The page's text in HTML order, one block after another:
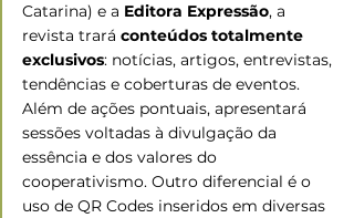
Catarina) e a Editora Expressão, a
revista trará conteúdos totalmente
exclusivos: notícias, artigos, entrevistas,
tendências e coberturas de eventos.
Além de ações pontuais, apresentará
sessões voltadas à divulgação da
essência e dos valores do
cooperativismo. Outro diferencial é o
uso de QR Codes inseridos em diversas